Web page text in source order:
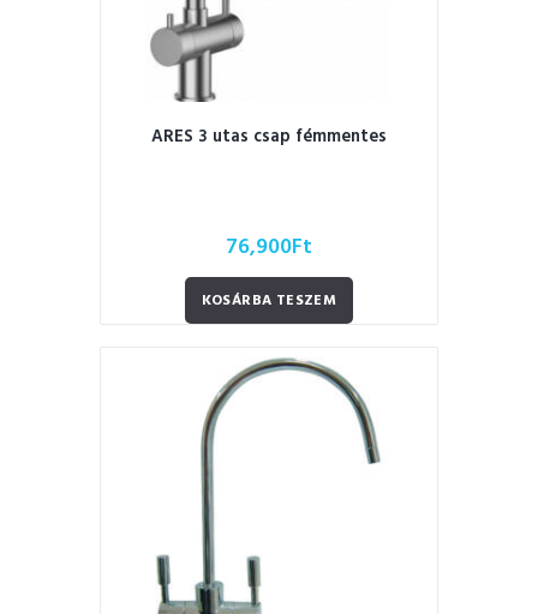
ARES 3 utas csap fémmentes
76,900Ft
KOSÁRBA TESZEM